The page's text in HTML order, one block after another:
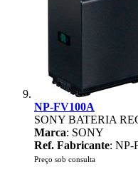
NP-FV100A
SONY BATERIA
Marca: SONY
Ref. Fabricante: NP-
Preço sob consulta